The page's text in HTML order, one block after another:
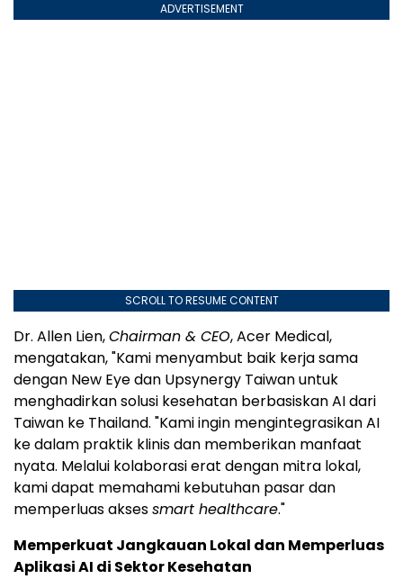
ADVERTISEMENT
SCROLL TO RESUME CONTENT
Dr. Allen Lien,Chairman & CEO, Acer Medical,
mengatakan, "Kami menyambut baik kerja sama
dengan New Eye dan Upsynergy Taiwan untuk
menghadirkan solusi kesehatan berbasiskan AI dari
Taiwan ke Thailand. "Kami ingin mengintegrasikan AI
ke dalam praktik klinis dan memberikan manfaat
nyata. Melalui kolaborasi erat dengan mitra lokal,
kami dapat memahami kebutuhan pasar dan
memperluas aksessmart healthcare."
Memperkuat Jangkauan Lokal dan Memperluas
Aplikasi AI di Sektor Kesehatan